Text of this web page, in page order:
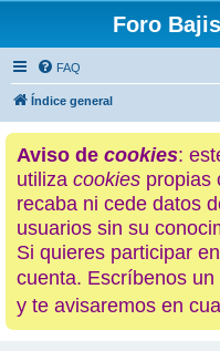
Foro
FAQ
Índice general
Aviso de cookies:
utiliza cookies propias
recaba ni cede datos
usuarios sin su
Si quieres participar
cuenta. Escríbenos un
y te avisaremos en